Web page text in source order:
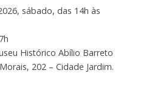
sábado, das 14h às
Histórico Abílio Barreto
202 – Cidade Jardim.